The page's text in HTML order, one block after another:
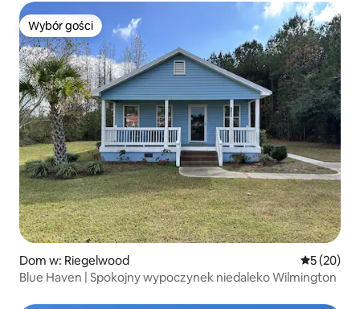
Wybór gości
Wybór gości
Dom w: Riegelwood Średnia
5 (20)
Blue Haven | Spokojny wypoczynek niedaleko Wilmington